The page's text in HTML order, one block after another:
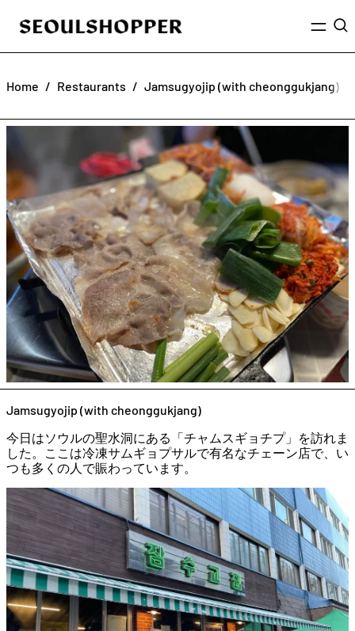
Menu
Home / Restaurants / Jamsugyojip (with cheonggukjang)
Jamsugyojip (with cheonggukjang)
今日はソウルの聖水洞にある「チャムスギョチプ」を訪れま
した。ここは冷凍サムギョプサルで有名なチェーン店で、い
つも多くの人で賑わっています。